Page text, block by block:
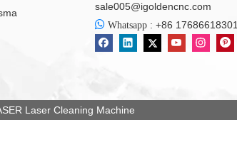
sale005@igoldencnc.com
 Whatsapp : +86 17686618301
Laser Cleaning Machine